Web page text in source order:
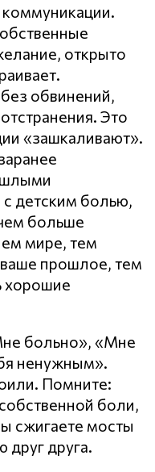
открыто
обвинений,
Это
«зашкаливают».
детским болью,
больше
мире, тем
прошлое, тем
хорошие
больно», «Мне
ненужным».
Помните:
боли,
сжигаете мосты
друга.